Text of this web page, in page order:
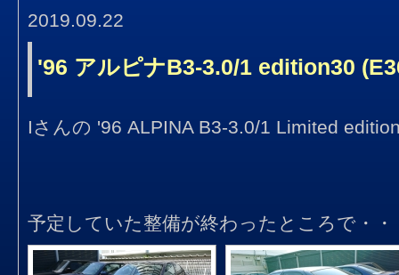
2019.09.22
'96 アルピナB3-3.0/1 edition30
Iさんの '96 ALPINA B3-3.0/1 Limited
予定していた整備が終わったところで・・